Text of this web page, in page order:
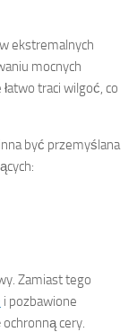
ekstremalnych
mocnych
traci wilgoć, co
być przemyślana
Zamiast tego
i pozbawione
cery.